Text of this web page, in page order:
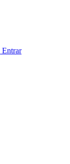
Entrar